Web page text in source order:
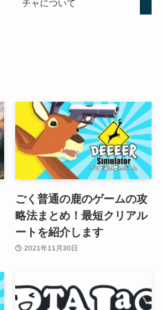
チャについて
ごく普通の鹿のゲームの攻
略法まとめ！最短クリアル
ートを紹介します
2021年11月30日